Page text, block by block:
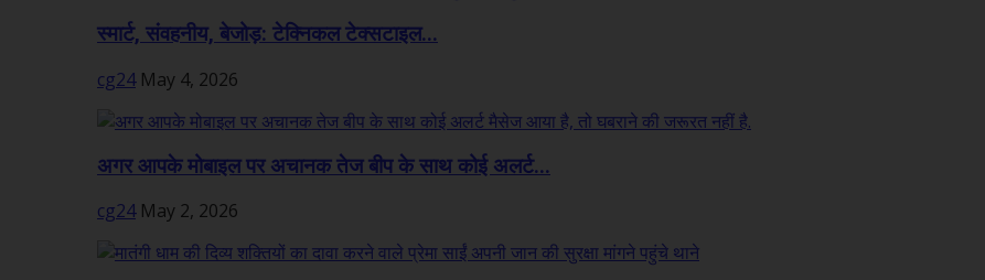
स्मार्ट, संवहनीय, बेजोड़: टेक्निकल टेक्सटाइल...
cg24 May 4, 2026
अगर आपके मोबाइल पर अचानक तेज बीप के साथ कोई अलर्ट...
cg24 May 2, 2026